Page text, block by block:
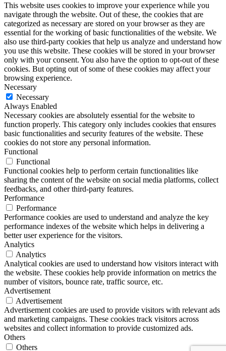
This website uses cookies to improve your experience while you
navigate through the website. Out of these, the cookies that are
categorized as necessary are stored on your browser as they are
essential for the working of basic functionalities of the website. We
also use third-party cookies that help us analyze and understand how
you use this website. These cookies will be stored in your browser
only with your consent. You also have the option to opt-out of these
cookies. But opting out of some of these cookies may affect your
browsing experience.
Necessary
Necessary
Always Enabled
Necessary cookies are absolutely essential for the website to
function properly. This category only includes cookies that ensures
basic functionalities and security features of the website. These
cookies do not store any personal information.
Functional
Functional
Functional cookies help to perform certain functionalities like
sharing the content of the website on social media platforms, collect
feedbacks, and other third-party features.
Performance
Performance
Performance cookies are used to understand and analyze the key
performance indexes of the website which helps in delivering a
better user experience for the visitors.
Analytics
Analytics
Analytical cookies are used to understand how visitors interact with
the website. These cookies help provide information on metrics the
number of visitors, bounce rate, traffic source, etc.
Advertisement
Advertisement
Advertisement cookies are used to provide visitors with relevant ads
and marketing campaigns. These cookies track visitors across
websites and collect information to provide customized ads.
Others
Others